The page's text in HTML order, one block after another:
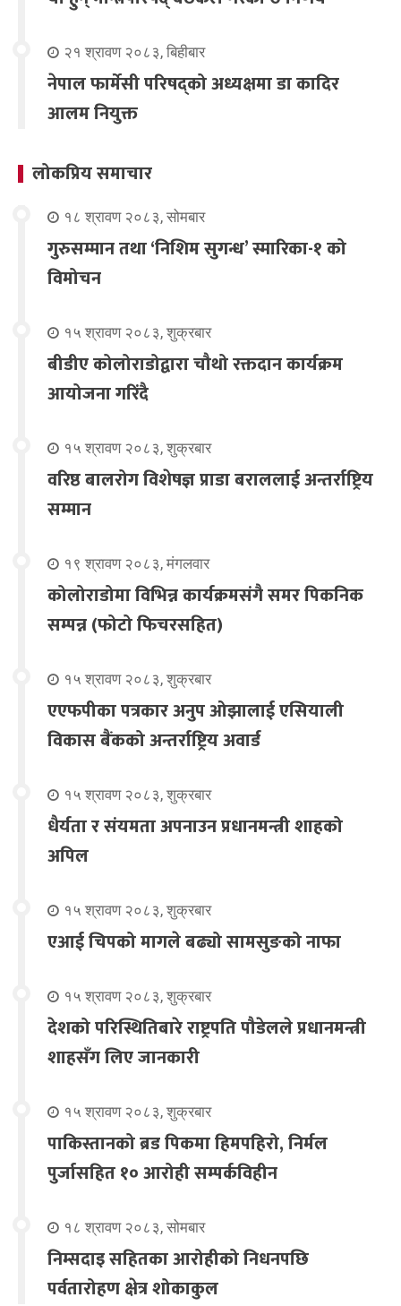
२१ श्रावण २०८३, बिहीबार
नेपाल फार्मेसी परिषद्को अध्यक्षमा डा कादिर
आलम नियुक्त
लोकप्रिय समाचार
१८ श्रावण २०८३, सोमबार
गुरुसम्मान तथा ‘निशिम सुगन्ध’ स्मारिका-१ को
विमोचन
१५ श्रावण २०८३, शुक्रबार
बीडीए कोलोराडोद्वारा चौथो रक्तदान कार्यक्रम
आयोजना गरिंदै
१५ श्रावण २०८३, शुक्रबार
वरिष्ठ बालरोग विशेषज्ञ प्राडा बराललाई अन्तर्राष्ट्रिय
सम्मान
१९ श्रावण २०८३, मंगलवार
कोलोराडोमा विभिन्न कार्यक्रमसंगै समर पिकनिक
सम्पन्न (फोटो फिचरसहित)
१५ श्रावण २०८३, शुक्रबार
एएफपीका पत्रकार अनुप ओझालाई एसियाली
विकास बैंकको अन्तर्राष्ट्रिय अवार्ड
१५ श्रावण २०८३, शुक्रबार
धैर्यता र संयमता अपनाउन प्रधानमन्त्री शाहको
अपिल
१५ श्रावण २०८३, शुक्रबार
एआई चिपको मागले बढ्यो सामसुङको नाफा
१५ श्रावण २०८३, शुक्रबार
देशको परिस्थितिबारे राष्ट्रपति पौडेलले प्रधानमन्त्री
शाहसँग लिए जानकारी
१५ श्रावण २०८३, शुक्रबार
पाकिस्तानको ब्रड पिकमा हिमपहिरो, निर्मल
पुर्जासहित १० आरोही सम्पर्कविहीन
१८ श्रावण २०८३, सोमबार
निम्सदाइ सहितका आरोहीको निधनपछि
पर्वतारोहण क्षेत्र शोकाकुल